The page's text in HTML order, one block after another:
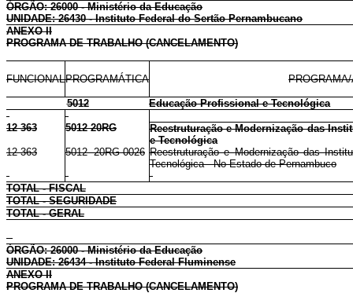
ÓRGÃO: 26000 - Ministério da Educação
UNIDADE: 26430 - Instituto Federal do Sertão Pernambucano
ANEXO II
PROGRAMA DE TRABALHO (CANCELAMENTO)
FUNCIONALPROGRAMÁTICA
5012 Educação Profissional e Tecnológica
12 363 5012 20RG
Reestruturação e Modernização das
e Tecnológica
12 363
5012 20RG 0026 Reestruturação e Modernização das
Tecnológica - No Estado de Pernambuco
TOTAL - FISCAL
TOTAL - SEGURIDADE
TOTAL - GERAL
ÓRGÃO: 26000 - Ministério da Educação
UNIDADE: 26434 - Instituto Federal Fluminense
ANEXO II
PROGRAMA DE TRABALHO (CANCELAMENTO)